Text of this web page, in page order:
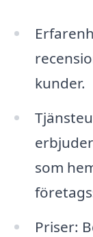
kunder.
som
Priser: